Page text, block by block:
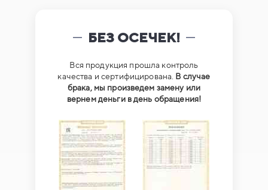
БЕЗ ОСЕЧЕК!
Вся продукция прошла контроль
качества и сертифицирована. В случае
брака, мы произведем замену или
вернем деньги в день обращения!